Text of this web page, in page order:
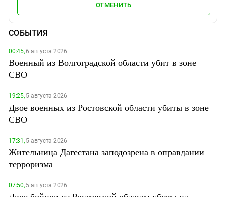
ОТМЕНИТЬ
СОБЫТИЯ
00:45,6 августа 2026
Военный из Волгоградской области убит в зоне
СВО
19:25,5 августа 2026
Двое военных из Ростовской области убиты в зоне
СВО
17:31,5 августа 2026
Жительница Дагестана заподозрена в оправдании
терроризма
07:50,5 августа 2026